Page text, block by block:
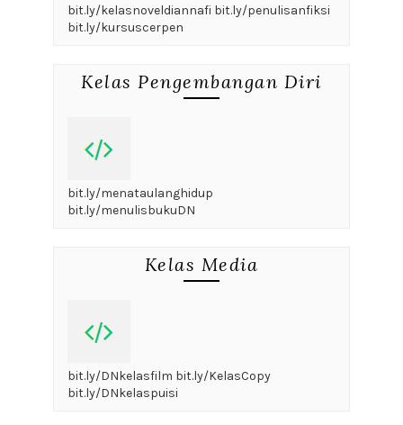
bit.ly/kelasnoveldiannafi bit.ly/penulisanfiksi
bit.ly/kursuscerpen
Kelas Pengembangan Diri
bit.ly/menataulanghidup
bit.ly/menulisbukuDN
Kelas Media
bit.ly/DNkelasfilm bit.ly/KelasCopy
bit.ly/DNkelaspuisi